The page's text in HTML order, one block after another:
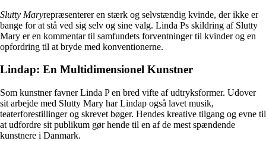
Slutty Maryrepræsenterer en stærk og selvstændig kvinde, der ikke er
bange for at stå ved sig selv og sine valg. Linda Ps skildring af Slutty
Mary er en kommentar til samfundets forventninger til kvinder og en
opfordring til at bryde med konventionerne.
Lindap: En Multidimensionel Kunstner
Som kunstner favner Linda P en bred vifte af udtryksformer. Udover
sit arbejde med Slutty Mary har Lindap også lavet musik,
teaterforestillinger og skrevet bøger. Hendes kreative tilgang og evne til
at udfordre sit publikum gør hende til en af de mest spændende
kunstnere i Danmark.